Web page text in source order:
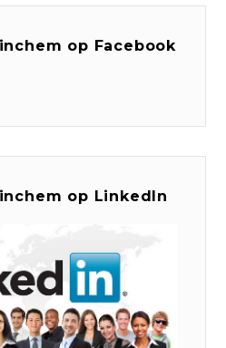
op Facebook
op LinkedIn